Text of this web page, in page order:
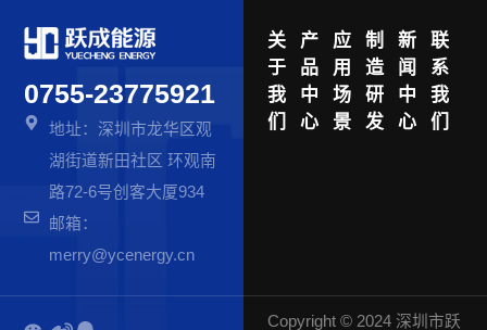
0755-23775921
地址：深圳市龙华区观
湖街道新田社区 环观南
路72-6号创客大厦934
邮箱：
merry@ycenergy.cn
关
于
我
们
产
品
中
心
应
用
场
景
制
造
研
发
新
闻
中
心
联
系
我
们
Copyright © 2024 深圳市跃